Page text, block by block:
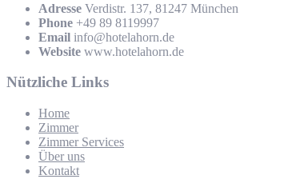
Adresse Verdistr. 137, 81247 München
Phone +49 89 8119997
Email info@hotelahorn.de
Website www.hotelahorn.de
Nützliche Links
Home
Zimmer
Zimmer Services
Über uns
Kontakt